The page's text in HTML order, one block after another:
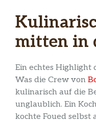
mitten in
Ein echtes Highlight
Was die Crew von
kulinarisch auf die
unglaublich. Ein
kochte Foued selbst